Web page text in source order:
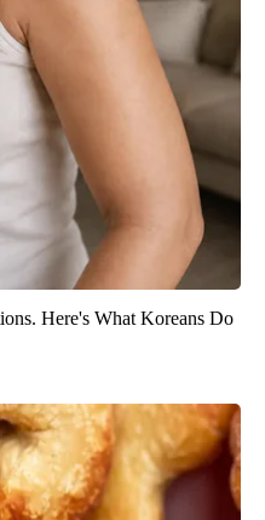
Here's What Koreans Do